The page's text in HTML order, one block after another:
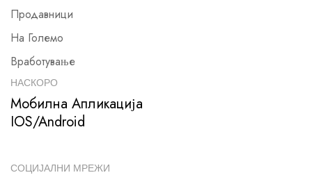
Продавници
На Големо
Вработување
НАСКОРО
Мобилна Апликација
IOS/Android
СОЦИЈАЛНИ МРЕЖИ